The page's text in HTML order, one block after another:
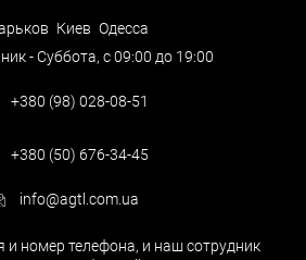
Киев Одесса
- Суббота, с 09:00 до 19:00
+380 (98) 028-08-51
+380 (50) 676-34-45
info@agtl.com.ua
и номер телефона, и наш сотрудник